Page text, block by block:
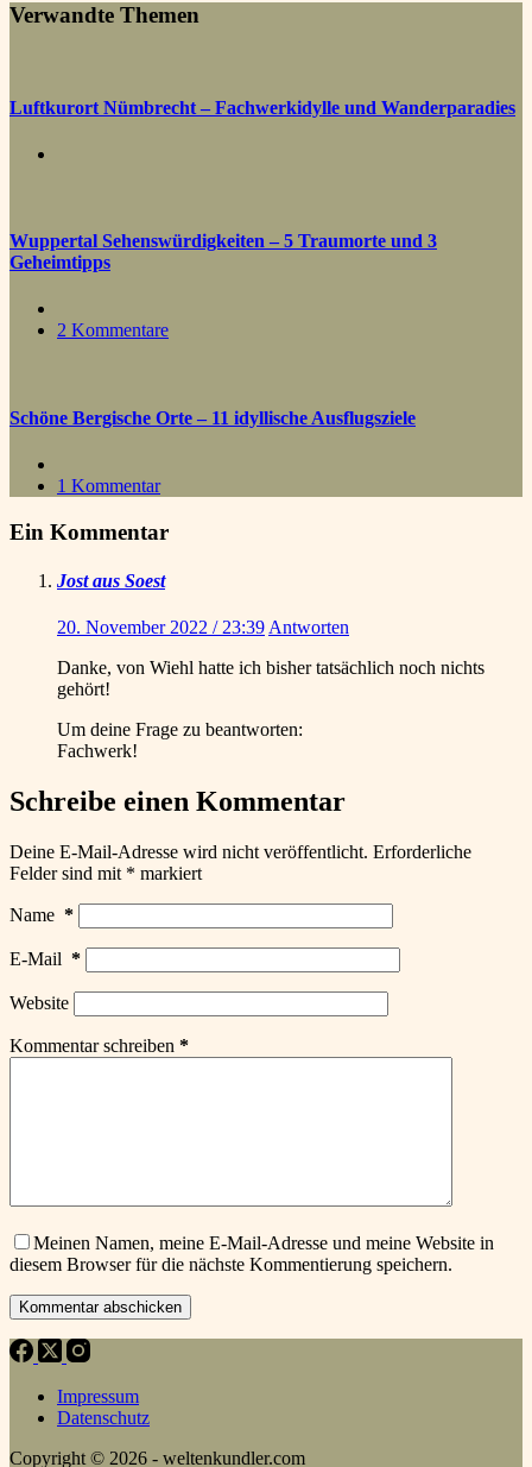
Verwandte Themen
Luftkurort Nümbrecht – Fachwerkidylle und Wanderparadies
Wuppertal Sehenswürdigkeiten – 5 Traumorte und 3
Geheimtipps
2 Kommentare
Schöne Bergische Orte – 11 idyllische Ausflugsziele
1 Kommentar
Ein Kommentar
Jost aus Soest
20. November 2022 / 23:39 Antworten
Danke, von Wiehl hatte ich bisher tatsächlich noch nichts
gehört!
Um deine Frage zu beantworten:
Fachwerk!
Schreibe einen Kommentar
Deine E-Mail-Adresse wird nicht veröffentlicht. Erforderliche
Felder sind mit * markiert
Name *
E-Mail *
Website
Kommentar schreiben *
Meinen Namen, meine E-Mail-Adresse und meine Website in
diesem Browser für die nächste Kommentierung speichern.
Kommentar abschicken
Impressum
Datenschutz
Copyright © 2026 - weltenkundler.com